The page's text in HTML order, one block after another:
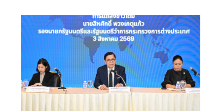
มนตรีสิทธิมนุษยชนฯ “สีหศักดิ์” ซัด “กัมพูชา” ใช้ปมพาดพิง
ไทยโฆษณาชวนเชื่อทางการเมือง